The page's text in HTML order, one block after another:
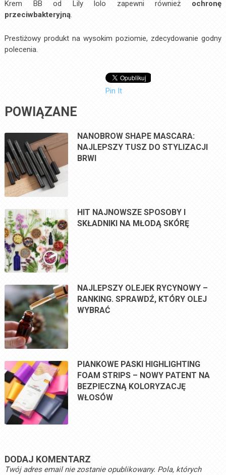
Krem BB od Lily lolo zapewni również ochronę
przeciwbakteryjną.
Prestiżowy produkt na wysokim poziomie, zdecydowanie godny
polecenia.
Pin It
POWIĄZANE
NANOBROW SHAPE MASCARA:
NAJLEPSZY TUSZ DO STYLIZACJI
BRWI
HIT NAJNOWSZE SPOSOBY I
SKŁADNIKI NA MŁODĄ SKÓRĘ
NAJLEPSZY OLEJEK RYCYNOWY –
RANKING. SPRAWDŹ, KTÓRY OLEJ
WYBRAĆ
PIANKOWE PASKI HIGHLIGHTING
FOAM STRIPS – NOWY PATENT NA
BEZPIECZNĄ KOLORYZACJĘ
WŁOSÓW
DODAJ KOMENTARZ
Twój adres email nie zostanie opublikowany. Pola, których